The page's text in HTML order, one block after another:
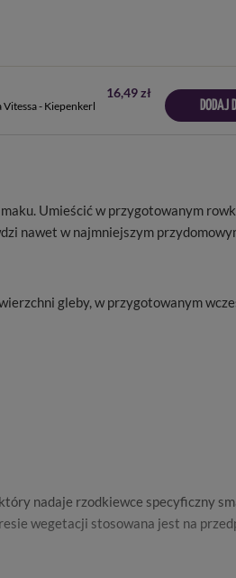
- Kiepenkerl
16,49 zł
DODAJ
Umieścić w przygotowanym
nawet w najmniejszym
gleby, w przygotowanym
nadaje rzodkiewce specyficzny
wegetacji stosowana jest na